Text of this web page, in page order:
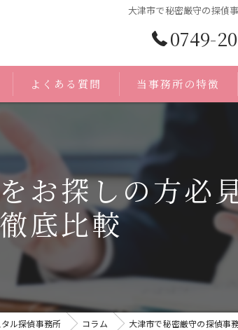
大津市で秘密厳守の探偵
0749-
よくある質問 当事務所の特徴
身辺調査
証拠
お探しの方必
底比較
ル探偵事務所 コラム 大津市で秘密厳守の探偵事